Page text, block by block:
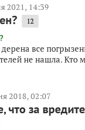
2021, 14:39
12
все
не нашла. Кто
2018, 02:07
что за